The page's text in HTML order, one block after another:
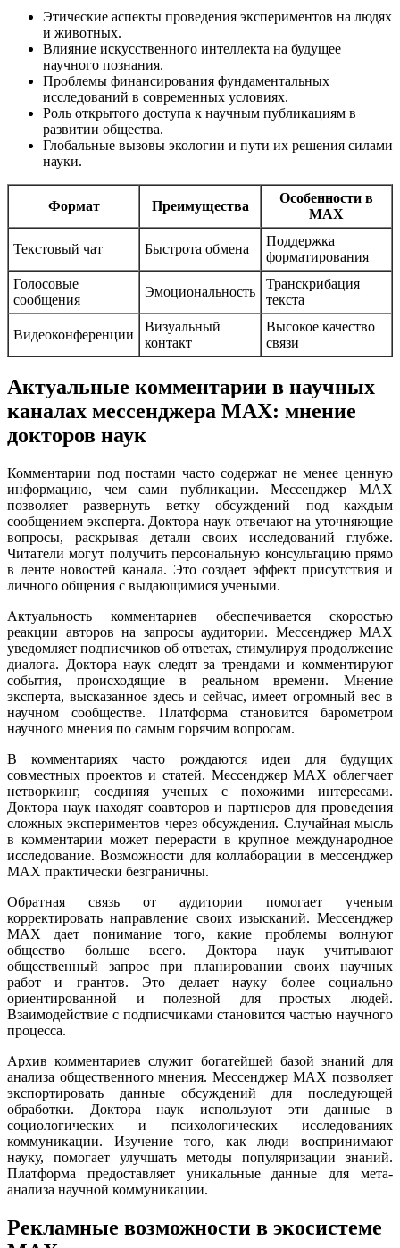
Этические аспекты проведения экспериментов на людях
и животных.
Влияние искусственного интеллекта на будущее
научного познания.
Проблемы финансирования фундаментальных
исследований в современных условиях.
Роль открытого доступа к научным публикациям в
развитии общества.
Глобальные вызовы экологии и пути их решения силами
науки.
Формат Преимущества
Особенности в
MAX
Текстовый чат Быстрота обмена
Поддержка
форматирования
Голосовые
сообщения
Эмоциональность
Транскрибация
текста
Видеоконференции
Визуальный
контакт
Высокое качество
связи
Актуальные комментарии в научных
каналах мессенджера MAX: мнение
докторов наук
Комментарии под постами часто содержат не менее ценную
информацию, чем сами публикации. Мессенджер MAX
позволяет развернуть ветку обсуждений под каждым
сообщением эксперта. Доктора наук отвечают на уточняющие
вопросы, раскрывая детали своих исследований глубже.
Читатели могут получить персональную консультацию прямо
в ленте новостей канала. Это создает эффект присутствия и
личного общения с выдающимися учеными.
Актуальность комментариев обеспечивается скоростью
реакции авторов на запросы аудитории. Мессенджер MAX
уведомляет подписчиков об ответах, стимулируя продолжение
диалога. Доктора наук следят за трендами и комментируют
события, происходящие в реальном времени. Мнение
эксперта, высказанное здесь и сейчас, имеет огромный вес в
научном сообществе. Платформа становится барометром
научного мнения по самым горячим вопросам.
В комментариях часто рождаются идеи для будущих
совместных проектов и статей. Мессенджер MAX облегчает
нетворкинг, соединяя ученых с похожими интересами.
Доктора наук находят соавторов и партнеров для проведения
сложных экспериментов через обсуждения. Случайная мысль
в комментарии может перерасти в крупное международное
исследование. Возможности для коллаборации в мессенджер
MAX практически безграничны.
Обратная связь от аудитории помогает ученым
корректировать направление своих изысканий. Мессенджер
MAX дает понимание того, какие проблемы волнуют
общество больше всего. Доктора наук учитывают
общественный запрос при планировании своих научных
работ и грантов. Это делает науку более социально
ориентированной и полезной для простых людей.
Взаимодействие с подписчиками становится частью научного
процесса.
Архив комментариев служит богатейшей базой знаний для
анализа общественного мнения. Мессенджер MAX позволяет
экспортировать данные обсуждений для последующей
обработки. Доктора наук используют эти данные в
социологических и психологических исследованиях
коммуникации. Изучение того, как люди воспринимают
науку, помогает улучшать методы популяризации знаний.
Платформа предоставляет уникальные данные для мета-
анализа научной коммуникации.
Рекламные возможности в экосистеме